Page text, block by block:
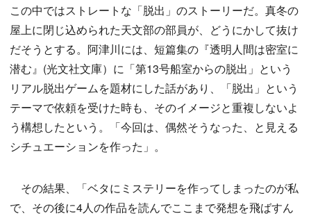
この中ではストレートな「脱出」のストーリーだ。真冬の
屋上に閉じ込められた天文部の部員が、どうにかして抜け
だそうとする。阿津川には、短篇集の『透明人間は密室に
潜む』(光文社文庫）に「第13号船室からの脱出」という
リアル脱出ゲームを題材にした話があり、「脱出」という
テーマで依頼を受けた時も、そのイメージと重複しないよ
う構想したという。「今回は、偶然そうなった、と見える
シチュエーションを作った」。
その結果、「ベタにミステリーを作ってしまったのが私
で、その後に4人の作品を読んでここまで発想を飛ばすん